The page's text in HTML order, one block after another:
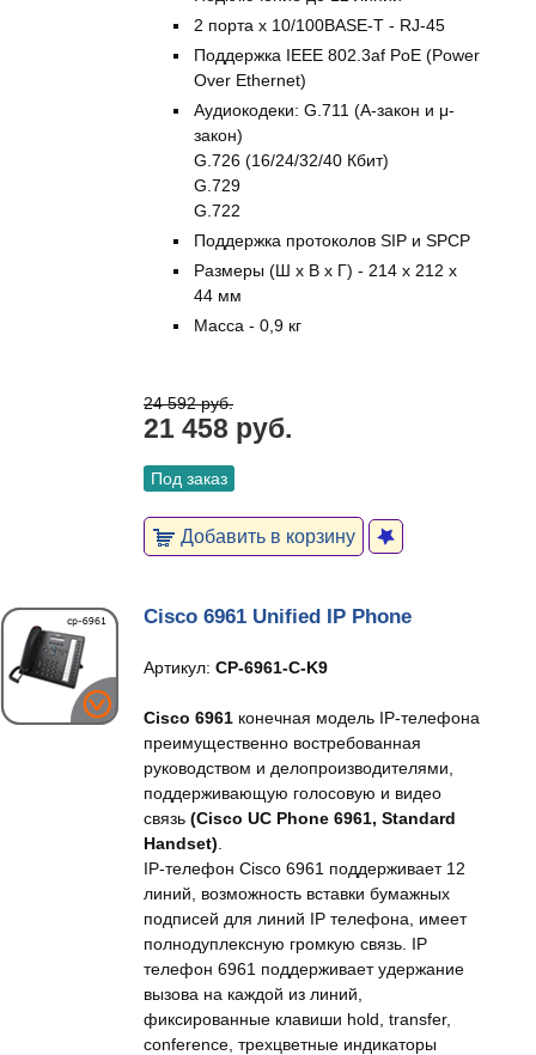
2 порта x 10/100BASE-T - RJ-45
Поддержка IEEE 802.3af PoE (Power
Over Ethernet)
Аудиокодеки: G.711 (A-закон и μ-
закон)
G.726 (16/24/32/40 Кбит)
G.729
G.722
Поддержка протоколов SIP и SPCP
Размеры (Ш х В х Г) - 214 х 212 х
44 мм
Масса - 0,9 кг
24 592 руб.
21 458 руб.
Под заказ
Добавить в корзину
Cisco 6961 Unified IP Phone
Артикул: CP-6961-C-K9
Cisco 6961 конечная модель IP-телефона
преимущественно востребованная
руководством и делопроизводителями,
поддерживающую голосовую и видео
связь (Cisco UC Phone 6961, Standard
Handset)
IP-телефон Cisco 6961 поддерживает 12
линий, возможность вставки бумажных
подписей для линий IP телефона, имеет
полнодуплексную громкую связь. IP
телефон 6961 поддерживает удержание
вызова на каждой из линий,
фиксированные клавиши hold, transfer,
conference, трехцветные индикаторы